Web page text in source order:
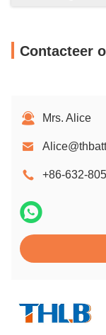
Contacteer
Mrs. Alice
+86-632-